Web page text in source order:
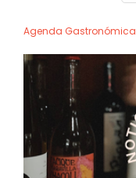
Agenda Gastronómica